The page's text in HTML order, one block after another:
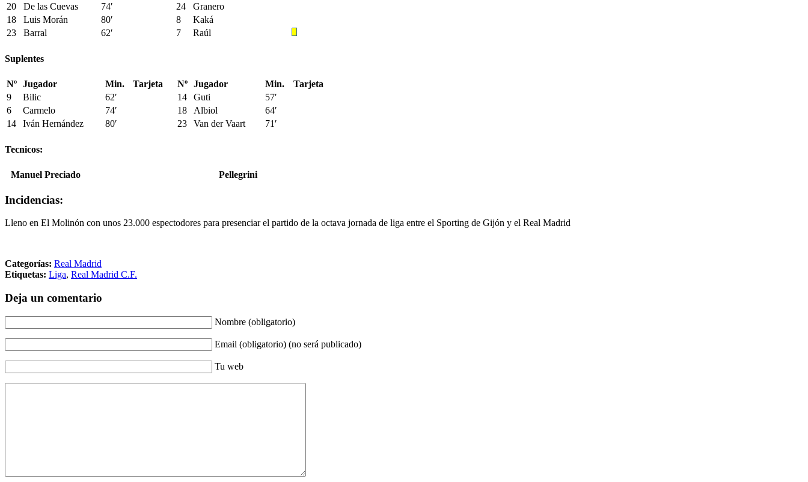
20
De las Cuevas 74′ 24
Granero
18
Luis Morán 80′ 8
Kaká
23
Barral 62′ 7 Raúl
Suplentes
Nº Jugador Min. Tarjeta Nº Jugador Min.
Tarjeta
9
Bilic 62′ 14 Guti
57′
6
Carmelo 74′ 18 Albiol
64′
14
Iván Hernández 80′ 23 Van der Vaart 71′
Tecnicos:
Manuel Preciado Pellegrini
Incidencias:
Lleno en El Molinón con unos 23.000 espectodores para presenciar el partido de la octava jornada de liga entre el Sporting de Gijón y el Real Madrid
Categorías: Real Madrid
Etiquetas: Liga, Real Madrid C.F.
Deja un comentario
Nombre (obligatorio)
Email (obligatorio) (no será publicado)
Tu web